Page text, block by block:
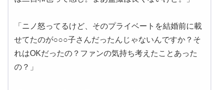
「ニノ怒ってるけど、そのプライベートを結婚前に載
せてたのが○○○子さんだったんじゃないんですか？そ
れはOKだったの？ファンの気持ち考えたことあった
の？」